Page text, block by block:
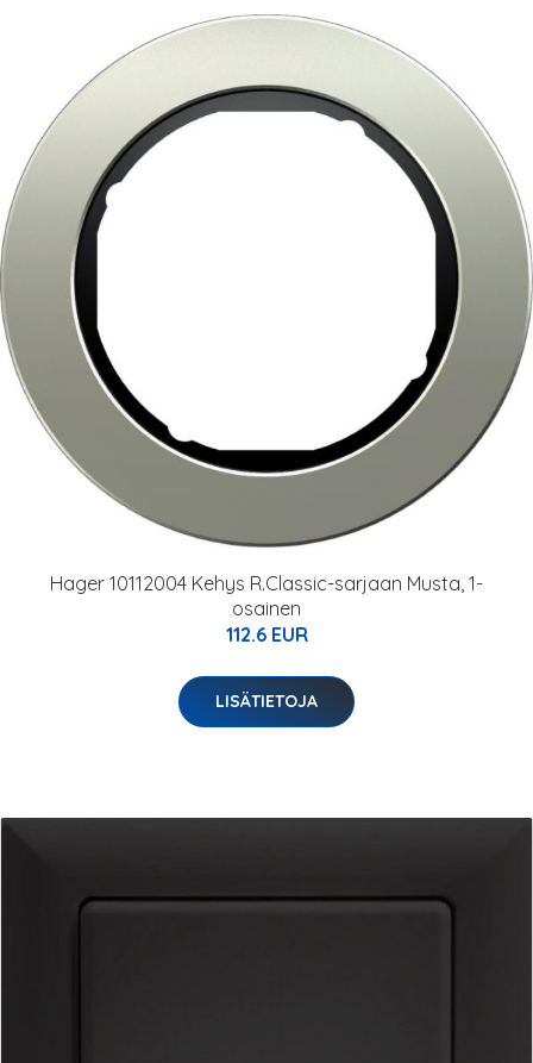
Hager 10112004 Kehys R.Classic-sarjaan Musta, 1-
osainen
112.6 EUR
LISÄTIETOJA